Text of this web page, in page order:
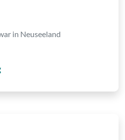
in Neuseeland